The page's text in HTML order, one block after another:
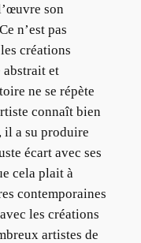
son
n’est pas
créations
abstrait et
ne se répète
connaît bien
il a su produire
écart avec ses
cela plait à
contemporaines
les créations
artistes de